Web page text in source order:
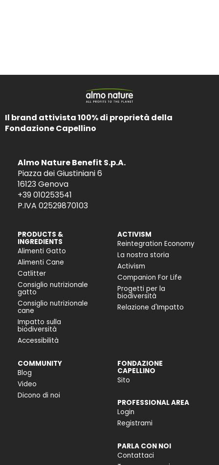
Il brand attivista 100% di proprietà della
Fondazione Capellino
Almo Nature Benefit S.p.A.
Piazza dei Giustiniani 6
16123 Genova
+39 010253541
P.IVA 02529870103
PRODUCTS &
INGREDIENTS
Alimenti Gatto
Alimenti Cane
Catlitter
Consiglio nutrizionale
gatto
Consiglio nutrizionale
cane
Impatto sulla
biodiversità
Accessibilità
ACTIVISM
Reintegration Economy
La nostra storia
Activism
Companion For Life
Progetti per la
biodiversità
Relazione d'Impatto
COMMUNITY
Blog
Video
Dicono di noi
FONDAZIONE
CAPELLINO
Sito
PROFESSIONAL AREA
Login
Registrami
PARLA CON NOI
Contattaci